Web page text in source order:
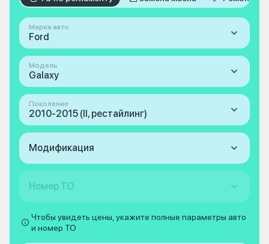
Марка авто
Ford
Модель
Galaxy
Поколение
2010-2015 (II, рестайлинг)
Модификация
Номер ТО
Чтобы увидеть цены, укажите полные параметры авто
и номер ТО